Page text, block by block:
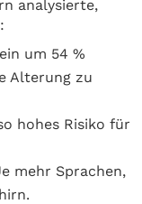
analysierte,
um 54 %
Alterung zu
hohes Risiko für
mehr Sprachen,